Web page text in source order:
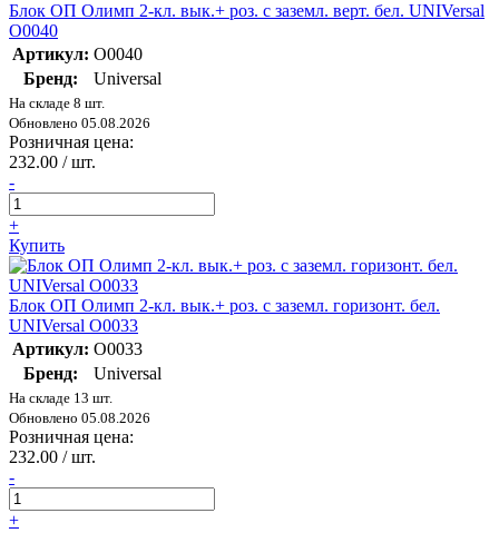
Блок ОП Олимп 2-кл. вык.+ роз. с заземл. верт. бел. UNIVersal
О0040
Артикул: О0040
Бренд:
Universal
На складе 8 шт.
Обновлено 05.08.2026
Розничная цена:
232.00 / шт.
-
+
Купить
Блок ОП Олимп 2-кл. вык.+ роз. с заземл. горизонт. бел.
UNIVersal О0033
Артикул: О0033
Бренд:
Universal
На складе 13 шт.
Обновлено 05.08.2026
Розничная цена:
232.00 / шт.
-
+